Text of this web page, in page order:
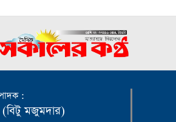
:
মজুমদার)